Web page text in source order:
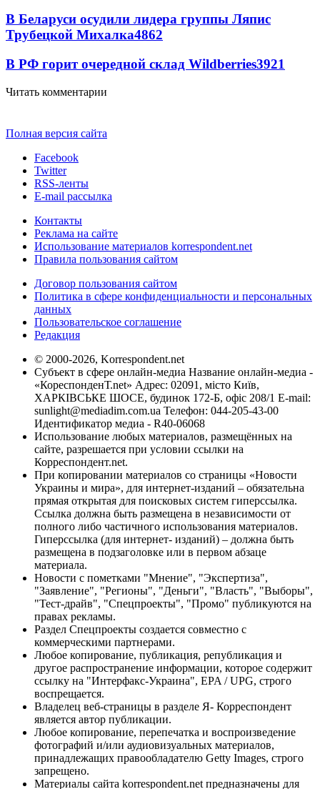
В Беларуси осудили лидера группы Ляпис
Трубецкой Михалка4862
В РФ горит очередной склад Wildberries3921
Читать комментарии
Полная версия сайта
Facebook
Twitter
RSS-ленты
E-mail рассылка
Контакты
Реклама на сайте
Использование материалов korrespondent.net
Правила пользования сайтом
Договор пользования сайтом
Политика в сфере конфиденциальности и персональных
данных
Пользовательское соглашение
Редакция
© 2000-2026, Korrespondent.net
Субъект в сфере онлайн-медиа Название онлайн-медиа -
«КореспонденТ.net» Адрес: 02091, місто Київ,
ХАРКІВСЬКЕ ШОСЕ, будинок 172-Б, офіс 208/1 E-mail:
sunlight@mediadim.com.ua Телефон: 044-205-43-00
Идентификатор медиа - R40-06068
Использование любых материалов, размещённых на
сайте, разрешается при условии ссылки на
Корреспондент.net.
При копировании материалов со страницы «Новости
Украины и мира», для интернет-изданий – обязательна
прямая открытая для поисковых систем гиперссылка.
Ссылка должна быть размещена в независимости от
полного либо частичного использования материалов.
Гиперссылка (для интернет- изданий) – должна быть
размещена в подзаголовке или в первом абзаце
материала.
Новости с пометками "Мнение", "Экспертиза",
"Заявление", "Регионы", "Деньги", "Власть", "Выборы",
"Тест-драйв", "Спецпроекты", "Промо" публикуются на
правах рекламы.
Раздел Спецпроекты создается совместно с
коммерческими партнерами.
Любое копирование, публикация, републикация и
другое распространение информации, которое содержит
ссылку на "Интерфакс-Украина", EPA / UPG, строго
воспрещается.
Владелец веб-страницы в разделе Я- Корреспондент
является автор публикации.
Любое копирование, перепечатка и воспроизведение
фотографий и/или аудиовизуальных материалов,
принадлежащих правообладателю Getty Images, строго
запрещено.
Материалы сайта korrespondent.net предназначены для